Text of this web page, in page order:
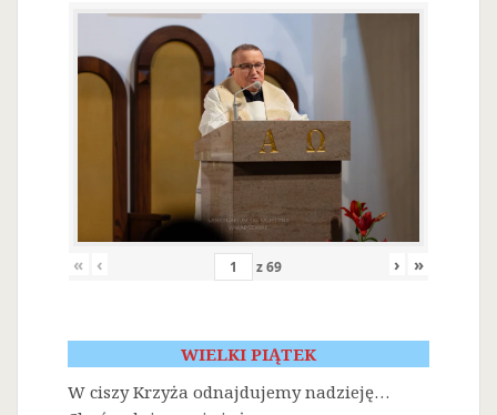
« ‹ z69 › »
WIELKI PIĄTEK
W ciszy Krzyża odnajdujemy nadzieję…